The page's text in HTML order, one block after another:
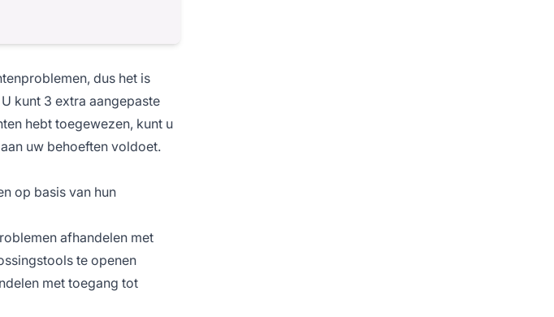
dus het is
kunt 3 extra aangepaste
hebt toegewezen, kunt u
uw behoeften voldoet.
op basis van hun
afhandelen met
te openen
met toegang tot